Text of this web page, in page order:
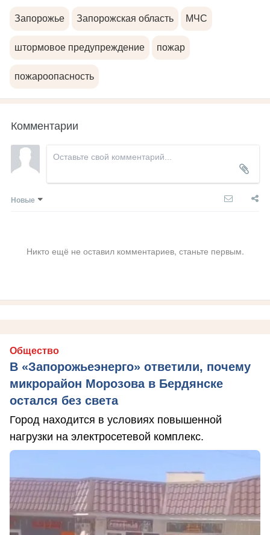
Запорожье Запорожская область МЧС
штормовое предупреждение пожар
пожароопасность
Комментарии
Новые
Никто ещё не оставил комментариев, станьте первым.
Общество
В «Запорожьеэнерго» ответили, почему
микрорайон Морозова в Бердянске
остался без света
Город находится в условиях повышенной
нагрузки на электросетевой комплекс.